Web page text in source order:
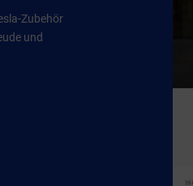
Zubehör
und